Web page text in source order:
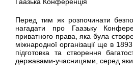
Перед тим як розпочинати
нагадати про Гаазьку
приватного права, яка була
міжнародної організації ще в
підготовка та створення
державами-учасницями, серед яких